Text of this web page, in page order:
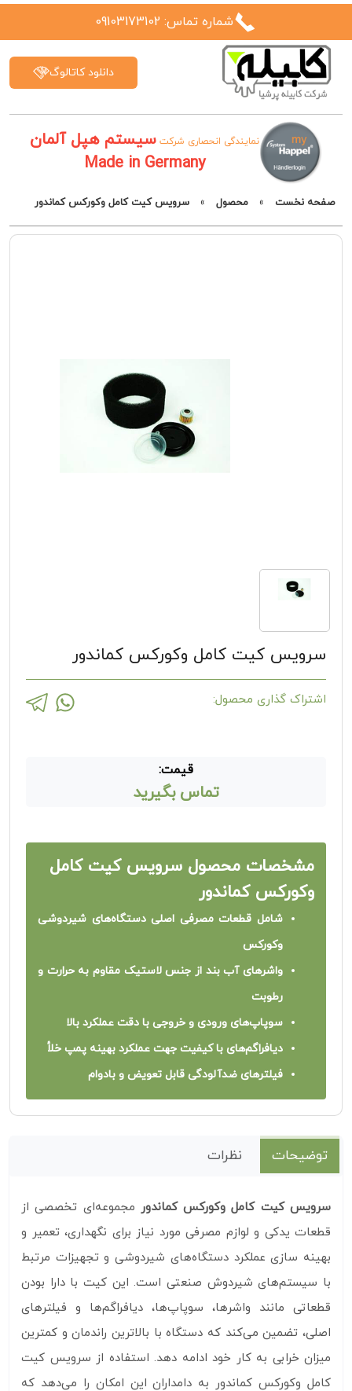
نمایندگی انحصاری شرکت سیستم هپل آلمان
Made in Germany
دانلود کاتالوگ
شماره تماس: 09103173102
صفحه نخست » محصول » سرویس کیت کامل وکورکس کماندور
سرویس کیت کامل وکورکس کماندور
اشتراک گذاری محصول:
قیمت:
تماس بگیرید
مشخصات محصول سرویس کیت کامل
وکورکس کماندور
شامل قطعات مصرفی اصلی دستگاه‌های شیردوشی
وکورکس
واشرهای آب‌ بند از جنس لاستیک مقاوم به حرارت و
رطوبت
سوپاپ‌های ورودی و خروجی با دقت عملکرد بالا
دیافراگم‌های با کیفیت جهت عملکرد بهینه پمپ خلأ
فیلترهای ضدآلودگی قابل تعویض و بادوام
توضیحات نظرات
سرویس کیت کامل وکورکس کماندور مجموعه‌ای تخصصی از
قطعات یدکی و لوازم مصرفی مورد نیاز برای نگهداری، تعمیر و
بهینه‌ سازی عملکرد دستگاه‌های شیردوشی و تجهیزات مرتبط
با سیستم‌های شیردوش صنعتی است. این کیت با دارا بودن
قطعاتی مانند واشرها، سوپاپ‌ها، دیافراگم‌ها و فیلترهای
اصلی، تضمین می‌کند که دستگاه با بالاترین راندمان و کمترین
میزان خرابی به کار خود ادامه دهد. استفاده از سرویس کیت
کامل وکورکس کماندور به دامداران این امکان را می‌دهد که